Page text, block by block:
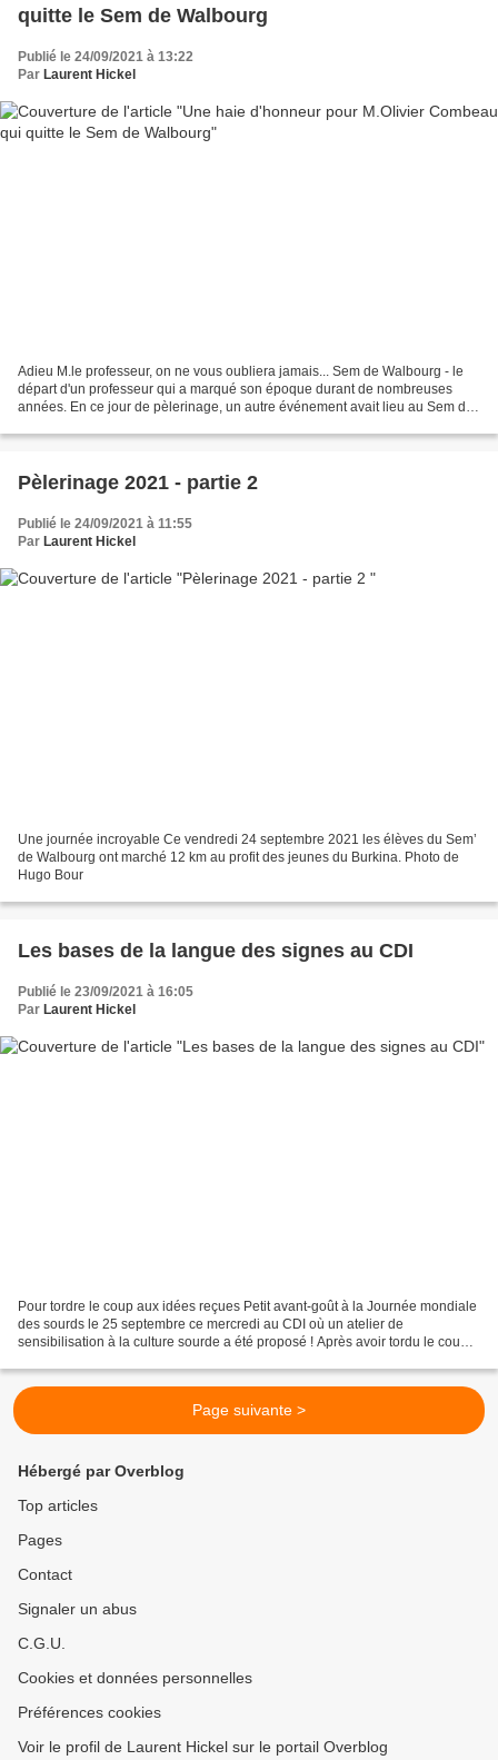
quitte le Sem de Walbourg
Publié le 24/09/2021 à 13:22
Par Laurent Hickel
Adieu M.le professeur, on ne vous oubliera jamais... Sem de Walbourg - le
départ d'un professeur qui a marqué son époque durant de nombreuses
années. En ce jour de pèlerinage, un autre événement avait lieu au Sem de
Pèlerinage 2021 - partie 2
Publié le 24/09/2021 à 11:55
Par Laurent Hickel
Une journée incroyable Ce vendredi 24 septembre 2021 les élèves du Sem’
de Walbourg ont marché 12 km au profit des jeunes du Burkina. Photo de
Hugo Bour
Les bases de la langue des signes au CDI
Publié le 23/09/2021 à 16:05
Par Laurent Hickel
Pour tordre le coup aux idées reçues Petit avant-goût à la Journée mondiale
des sourds le 25 septembre ce mercredi au CDI où un atelier de
sensibilisation à la culture sourde a été proposé ! Après avoir tordu le cou
Page suivante >
Hébergé par Overblog
Top articles
Pages
Contact
Signaler un abus
C.G.U.
Cookies et données personnelles
Préférences cookies
Voir le profil de Laurent Hickel sur le portail Overblog